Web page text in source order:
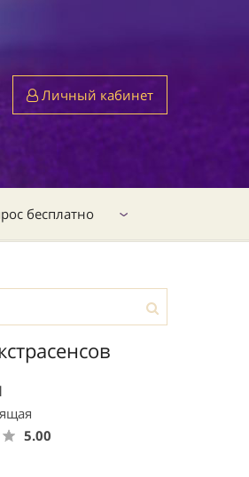
Личный кабинет
бесплатно
5.00